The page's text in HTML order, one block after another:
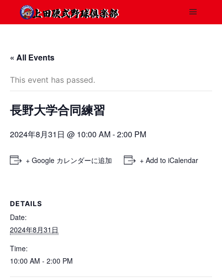
« All Events
This event has passed.
長野大学合同練習
2024年8月31日 @ 10:00 AM-2:00 PM
+ Google カレンダーに追加 + Add to iCalendar
DETAILS
Date:
2024年8月31日
Time:
10:00 AM - 2:00 PM